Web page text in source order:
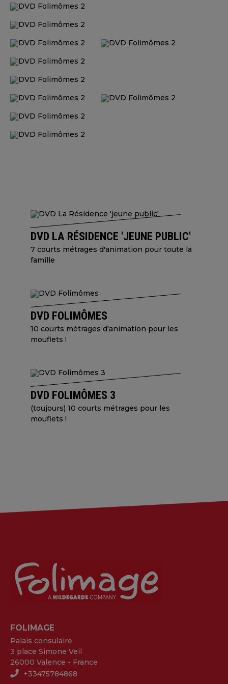
DVD LA RÉSIDENCE 'JEUNE PUBLIC'
7 courts métrages d'animation pour toute la
famille
DVD FOLIMÔMES
10 courts métrages d'animation pour les
mouflets !
DVD FOLIMÔMES 3
(toujours) 10 courts métrages pour les
mouflets !
FOLIMAGE
Palais consulaire
3 place Simone Veil
26000 Valence - France
+33475784868